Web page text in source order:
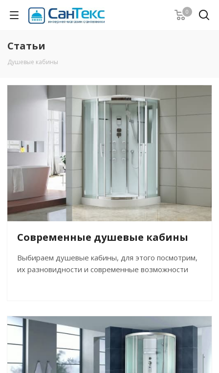
0
Статьи
Душевые кабины
Современные душевые кабины
Выбираем душевые кабины, для этого посмотрим,
их разновидности и современные возможности